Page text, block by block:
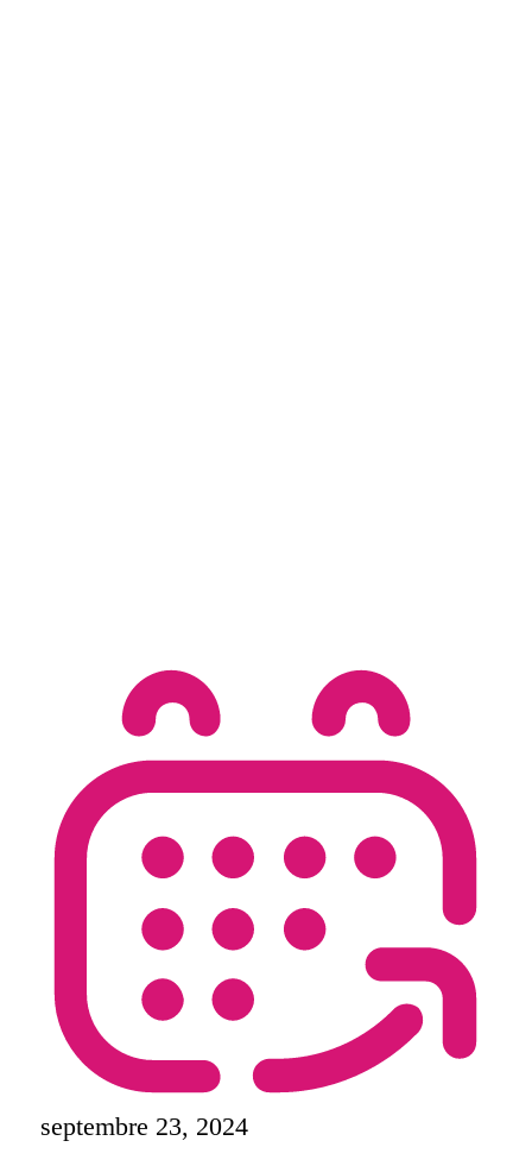
septembre 23, 2024